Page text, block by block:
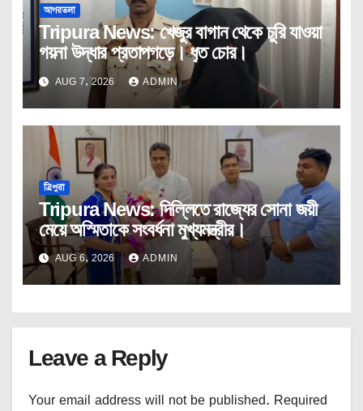
আগরতলা
Tripura News: খেজুর বাগান থেকে চুরি যাওয়া
গয়না উদ্ধার প্রতাপগড়ে। ধৃত চোর।
AUG 7, 2026 ADMIN
ত্রিপুরা
Tripura News: দিল্লিতে রাজ্যের সোনা জয়ী
মেয়ে অস্মিতাকে সংবর্ধনা মুখ্যমন্ত্রীর।
AUG 6, 2026 ADMIN
Leave a Reply
Your email address will not be published. Required